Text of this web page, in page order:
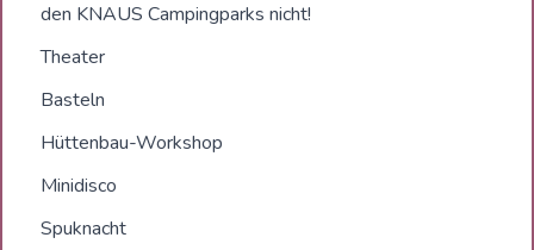
den KNAUS Campingparks nicht!
Theater
Basteln
Hüttenbau-Workshop
Minidisco
Spuknacht